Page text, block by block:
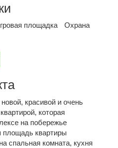
площадка
Охрана
красивой и очень
которая
на побережье
квартиры
спальная комната, кухня